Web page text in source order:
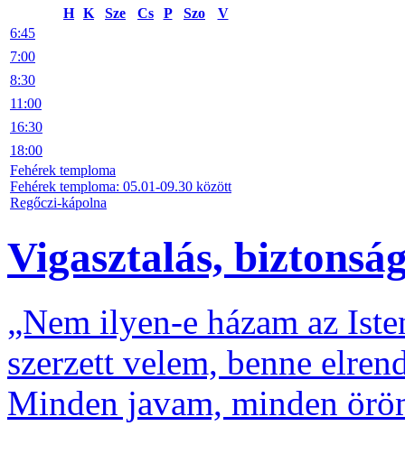
H K Sze Cs P Szo
V
6:45
7:00
8:30
11:00
16:30
18:00
Fehérek temploma
Fehérek temploma: 05.01-09.30 között
Regőczi-kápolna
Vigasztalás,
„Nem ilyen-e házam az
szerzett velem, benne
Minden javam, minden